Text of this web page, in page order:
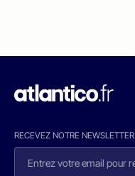
RECEVEZ NOTRE NEWSLETTER